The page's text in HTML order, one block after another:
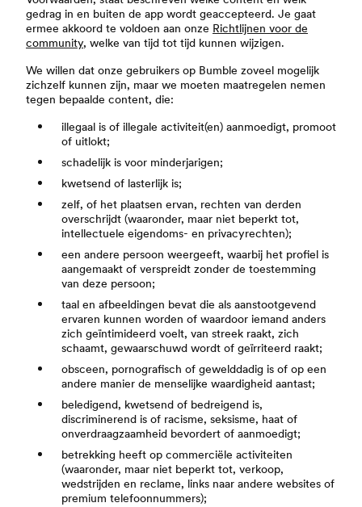
gedrag in en buiten de app wordt geaccepteerd. Je gaat
ermee akkoord te voldoen aan onze Richtlijnen voor de
community, welke van tijd tot tijd kunnen wijzigen.
We willen dat onze gebruikers op Bumble zoveel mogelijk
zichzelf kunnen zijn, maar we moeten maatregelen nemen
tegen bepaalde content, die:
illegaal is of illegale activiteit(en) aanmoedigt, promoot
of uitlokt;
schadelijk is voor minderjarigen;
kwetsend of lasterlijk is;
zelf, of het plaatsen ervan, rechten van derden
overschrijdt (waaronder, maar niet beperkt tot,
intellectuele eigendoms- en privacyrechten);
een andere persoon weergeeft, waarbij het profiel is
aangemaakt of verspreidt zonder de toestemming
van deze persoon;
taal en afbeeldingen bevat die als aanstootgevend
ervaren kunnen worden of waardoor iemand anders
zich geïntimideerd voelt, van streek raakt, zich
schaamt, gewaarschuwd wordt of geïrriteerd raakt;
obsceen, pornografisch of gewelddadig is of op een
andere manier de menselijke waardigheid aantast;
beledigend, kwetsend of bedreigend is,
discriminerend is of racisme, seksisme, haat of
onverdraagzaamheid bevordert of aanmoedigt;
betrekking heeft op commerciële activiteiten
(waaronder, maar niet beperkt tot, verkoop,
wedstrijden en reclame, links naar andere websites of
premium telefoonnummers);